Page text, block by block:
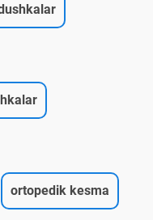
ortopedik kesma